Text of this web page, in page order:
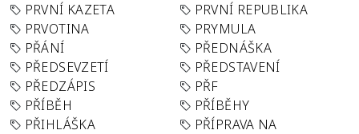
PRVNÍ KAZETA
PRVNÍ REPUBLIKA
PRVOTINA
PRYMULA
PŘÁNÍ
PŘEDNÁŠKA
PŘEDSEVZETÍ
PŘEDSTAVENÍ
PŘEDZÁPIS
PŘF
PŘÍBĚH
PŘÍBĚHY
PŘIHLÁŠKA
PŘÍPRAVA NA